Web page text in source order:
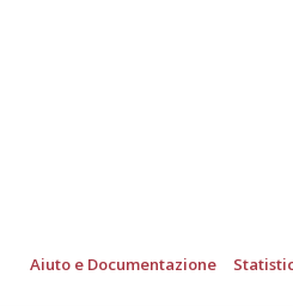
Aiuto e Documentazione